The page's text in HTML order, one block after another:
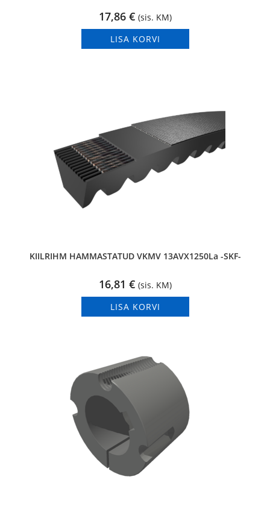
17,86 € (sis. KM)
LISA KORVI
KIILRIHM HAMMASTATUD VKMV 13AVX1250La -SKF-
16,81 € (sis. KM)
LISA KORVI